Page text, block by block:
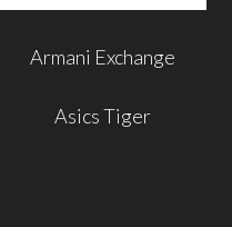
Armani Exchange
Asics Tiger